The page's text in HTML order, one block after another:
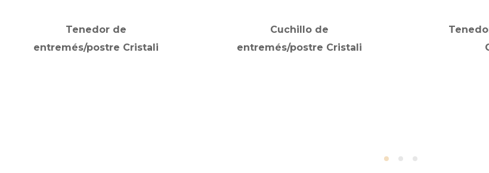
Tenedor de
entremés/postre Cristali
Cuchillo de
entremés/postre Cristali